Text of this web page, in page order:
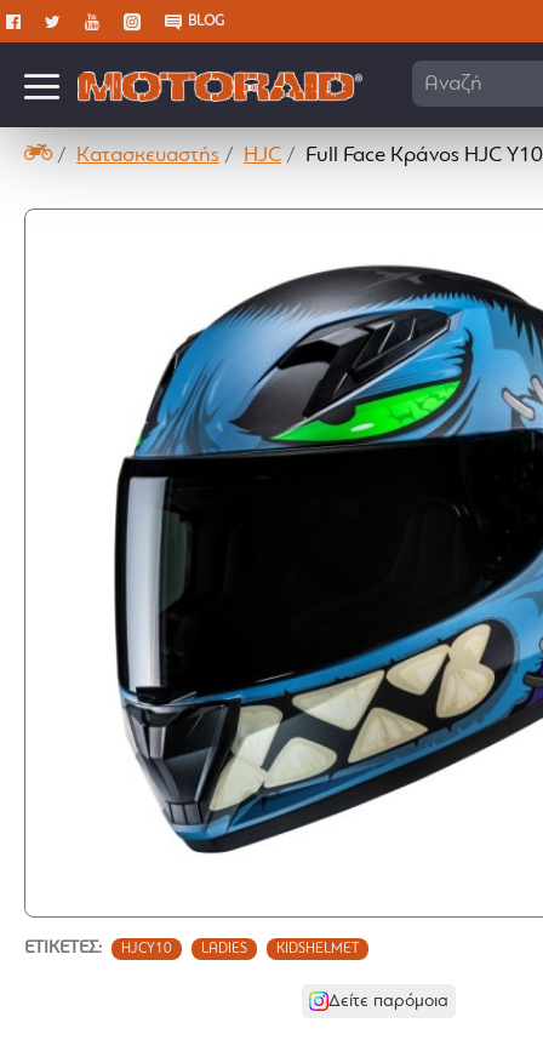
BLOG
Αναζήτηση ε
Κατασκευαστής HJC Full Face Κράνος HJC Y10
ΕΤΙΚΈΤΕΣ: HJCY10 LADIES KIDSHELMET
Δείτε παρόμοια